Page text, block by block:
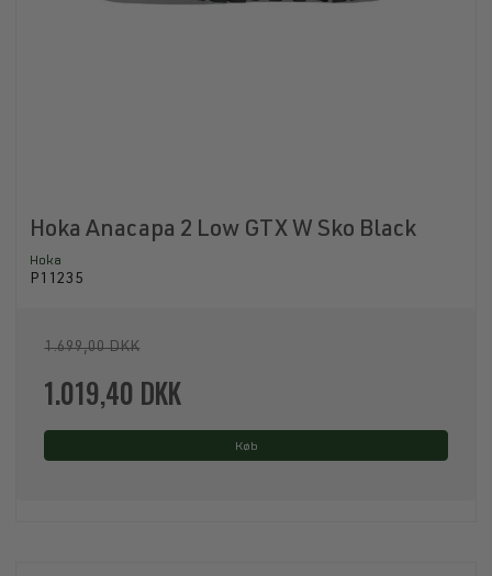
Hoka Anacapa 2 Low GTX W Sko Black
Hoka
P11235
1.699,00 DKK
1.019,40 DKK
Køb